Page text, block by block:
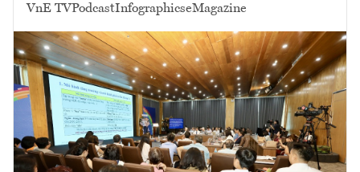
VnE TVPodcastInfographicseMagazine